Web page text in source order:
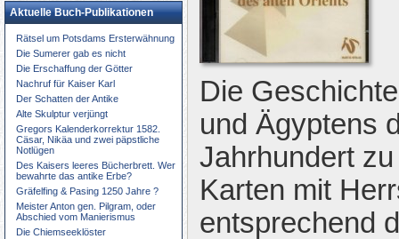
Die
und Ägyptens
Jahrhundert
Karten mit
entsprechend
Aktuelle Buch-Publikationen
Rätsel um Potsdams Ersterwähnung
Die Sumerer gab es nicht
Die Erschaffung der Götter
Nachruf für Kaiser Karl
Der Schatten der Antike
Alte Skulptur verjüngt
Gregors Kalenderkorrektur 1582.
Cäsar, Nikäa und zwei päpstliche
Notlügen
Des Kaisers leeres Bücherbrett. Wer
bewahrte das antike Erbe?
Gräfelfing & Pasing 1250 Jahre ?
Meister Anton gen. Pilgram, oder
Abschied vom Manierismus
Die Chiemseeklöster